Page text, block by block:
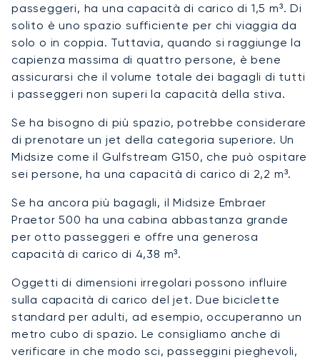
passeggeri, ha una capacità di carico di 1,5 m³. Di
solito è uno spazio sufficiente per chi viaggia da
solo o in coppia. Tuttavia, quando si raggiunge la
capienza massima di quattro persone, è bene
assicurarsi che il volume totale dei bagagli di tutti
i passeggeri non superi la capacità della stiva.
Se ha bisogno di più spazio, potrebbe considerare
di prenotare un jet della categoria superiore. Un
Midsize come il Gulfstream G150, che può ospitare
sei persone, ha una capacità di carico di 2,2 m³.
Se ha ancora più bagagli, il Midsize Embraer
Praetor 500 ha una cabina abbastanza grande
per otto passeggeri e offre una generosa
capacità di carico di 4,38 m³.
Oggetti di dimensioni irregolari possono influire
sulla capacità di carico del jet. Due biciclette
standard per adulti, ad esempio, occuperanno un
metro cubo di spazio. Le consigliamo anche di
verificare in che modo sci, passeggini pieghevoli,